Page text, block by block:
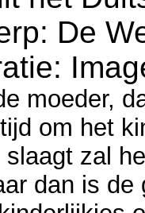
De
moeder,
om het
slaagt zal
dan is